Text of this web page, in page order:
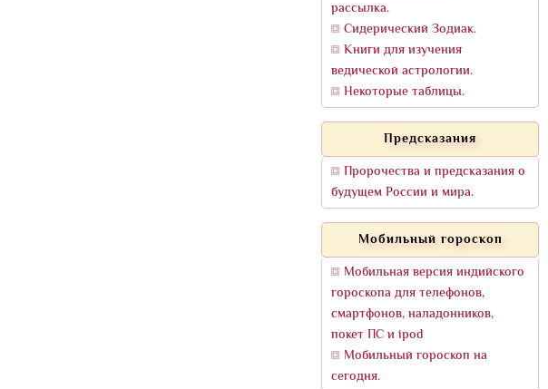
рассылка.
Сидерический Зодиак.
Книги для изучения
ведической астрологии.
Некоторые таблицы.
Предсказания
Пророчества и предсказания о
будущем России и мира.
Мобильный гороскоп
Мобильная версия индийского
гороскопа для телефонов,
смартфонов, наладонников,
покет ПС и ipod
Мобильный гороскоп на
сегодня.